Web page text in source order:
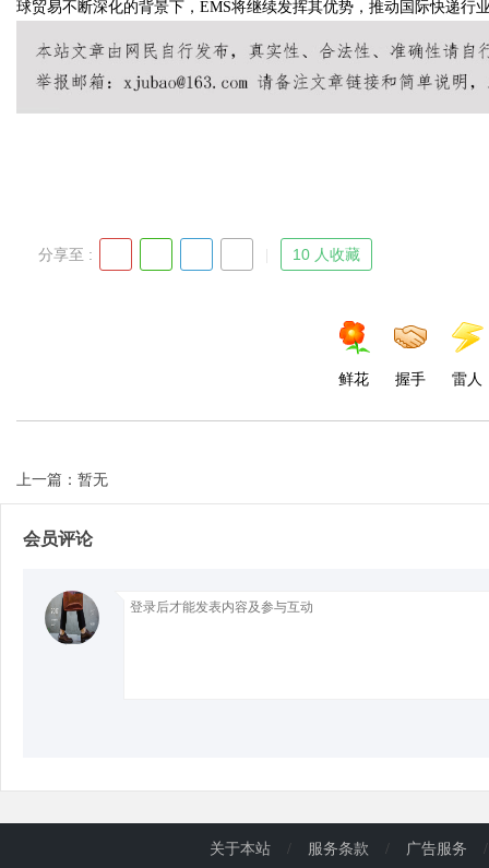
球贸易不断深化的背景下，EMS将继续发挥其优势，推动国际快递行
分享至 : 10 人收藏
鲜花 握手 雷人
上一篇：暂无
会员评论
关于本站 / 服务条款 / 广告服务 /